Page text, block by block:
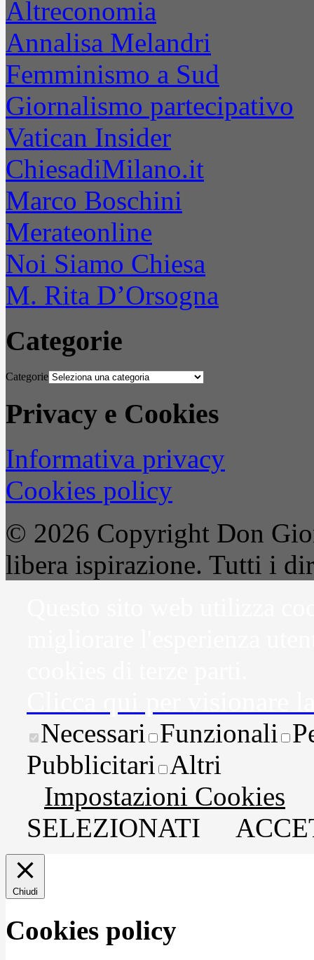
Altreconomia
Annalisa Melandri
Femminismo a Sud
Giornalismo partecipativo
Vatican Insider
ChiesadiMilano.it
Marco Boschini
Merateonline
Noi Siamo Chiesa
M. Rita D’Orsogna
Categorie
Categorie
Privacy e Cookies
Informativa privacy
Cookies policy
© 2026 Copyright Don
libera ispirazione. Tutti i
Necessari Funzionali
Pubblicitari Altri
Impostazioni Cookies
SELEZIONATI
Chiudi
Cookies policy